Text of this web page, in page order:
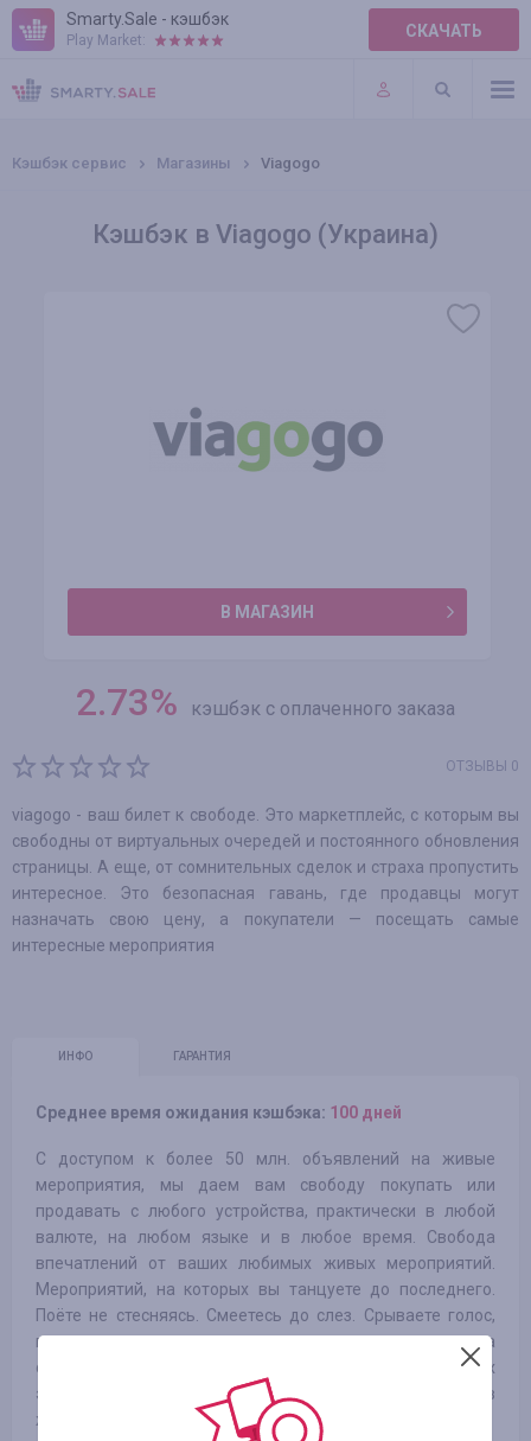
Smarty.Sale - кэшбэк
Play Market: СКАЧАТЬ
ПРАВИЛА
ПЛАГИНЫ
Кэшбэк сервис Магазины Viagogo
Кэшбэк в Viagogo (Украина)
В МАГАЗИН
2.73% кэшбэк с оплаченного заказа
ОТЗЫВЫ 0
viagogo - ваш билет к свободе. Это маркетплейс, с которым вы
свободны от виртуальных очередей и постоянного обновления
страницы. А еще, от сомнительных сделок и страха пропустить
интересное. Это безопасная гавань, где продавцы могут
назначать свою цену, а покупатели — посещать самые
интересные мероприятия
ИНФО ГАРАНТИЯ
Среднее время ожидания кэшбэка: 100 дней
С доступом к более 50 млн. объявлений на живые
мероприятия, мы даем вам свободу покупать или
продавать с любого устройства, практически в любой
валюте, на любом языке и в любое время. Свобода
впечатлений от ваших любимых живых мероприятий.
Мероприятий, на которых вы танцуете до последнего.
Поёте не стесняясь. Смеетесь до слез. Срываете голос,
поддерживая свою команду или спортсмена на
соревнованиях. В окружении таких же любителей живых
эмоций, как и вы. Эти моменты - одни из самых ценных в
жизни.